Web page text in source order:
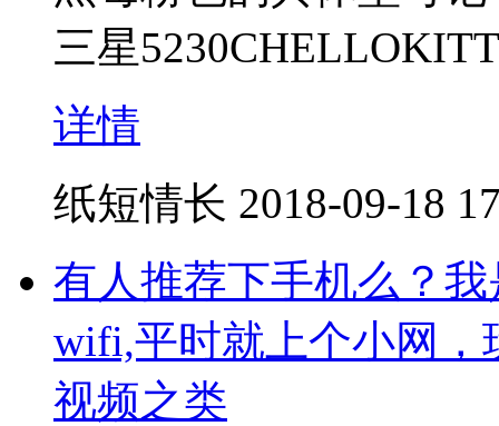
三星
详情
纸短情长 2018-09-18
有人推荐下手机么？
wifi,平时就上个小网，
视频之类